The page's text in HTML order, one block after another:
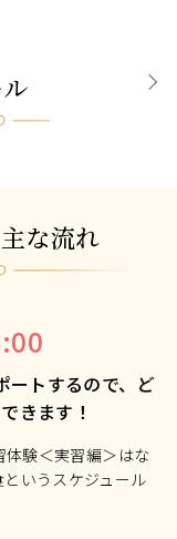
な流れ
ートするので、ど
きます！
験＜実習編＞はな
いうスケジュール